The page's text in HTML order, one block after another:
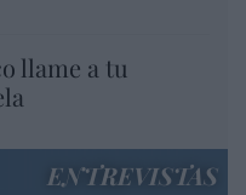
llame a tu
ENTREVISTAS